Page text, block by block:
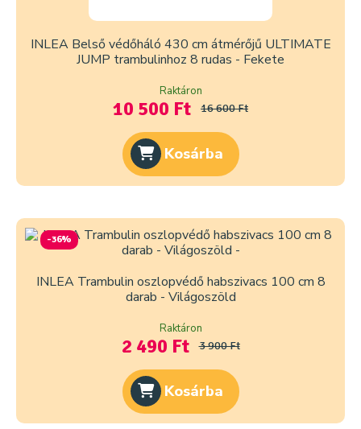
INLEA Belső védőháló 430 cm átmérőjű ULTIMATE
JUMP trambulinhoz 8 rudas - Fekete
Raktáron
10 500 Ft 16 600 Ft
Kosárba
-36%
INLEA Trambulin oszlopvédő habszivacs 100 cm 8
darab - Világoszöld
Raktáron
2 490 Ft 3 900 Ft
Kosárba